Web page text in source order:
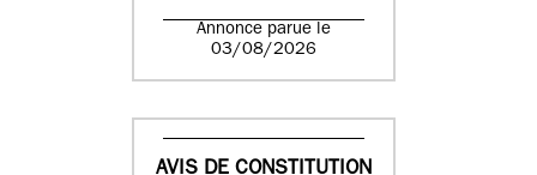
Annonce parue le
03/08/2026
AVIS DE CONSTITUTION